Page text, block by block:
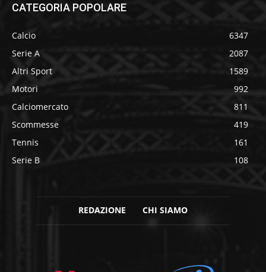
CATEGORIA POPOLARE
Calcio
6347
Serie A
2087
Altri Sport
1589
Motori
992
Calciomercato
811
Scommesse
419
Tennis
161
Serie B
108
REDAZIONE CHI SIAMO